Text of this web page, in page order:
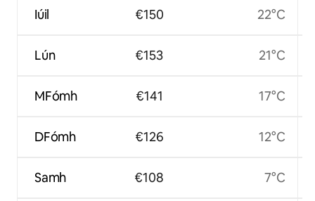
Iúil
Lún
MFómh
DFómh
Samh
€150
€153
€141
€126
€108
22°C
21°C
17°C
12°C
7°C